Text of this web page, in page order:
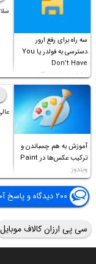
سه راه برای رفع ارور
دسترسی به فولدر یا You
Don’t Have
Permission to
Access this folder
آموزش به هم چسباندن و
ترکیب عکس‌ها در Paint
ویندوز
۲۰۰ دیدگاه و پاسخ آخر
سی پی ارزان کالاف موبایل